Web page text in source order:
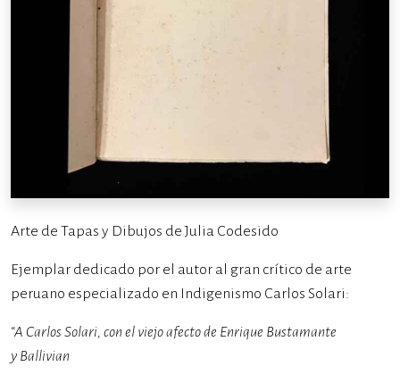
Arte de Tapas y Dibujos de Julia Codesido
Ejemplar dedicado por el autor al gran crítico de arte
peruano especializado en Indigenismo Carlos Solari:
“A Carlos Solari, con el viejo afecto de Enrique Bustamante
y Ballivian